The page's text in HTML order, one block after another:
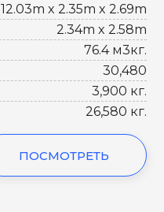
12.03m x 2.35m x 2.69m
2.34m x 2.58m
76.4 м3кг.
30,480
3,900 кг.
26,580 кг.
ПОСМОТРЕТЬ